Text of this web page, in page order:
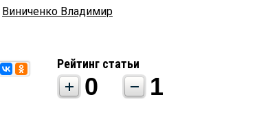
Виниченко Владимир
Рейтинг статьи
0 1